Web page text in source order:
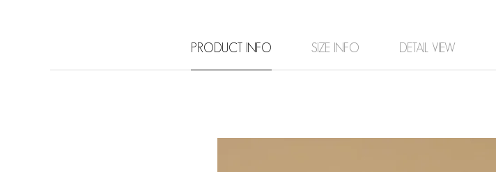
PRODUCT INFO SIZE INFO DETAIL VIEW